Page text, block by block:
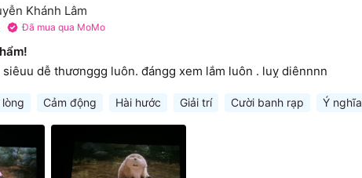
Khánh Lâm
Đã mua qua MoMo
siêuu dễ thươnggg luôn. đángg xem lắm luôn . luỵ diênnnn
lòng Cảm động Hài hước Giải trí Cười banh rạp Ý nghĩa